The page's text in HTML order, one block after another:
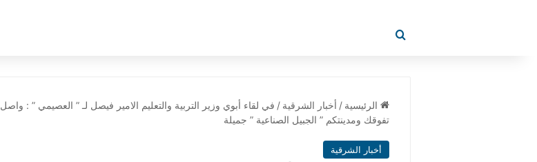
الرئيسية / أخبار الشرقية / في لقاء أبوي وزير التربية والتعليم الامير فيصل لـ ” العصيمي ” : واصل
تفوقك ومدينتكم ” الجبيل الصناعية ” جميلة
أخبار الشرقية